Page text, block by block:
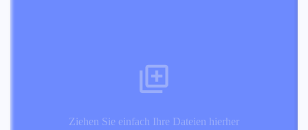
Ziehen Sie einfach Ihre Dateien hierher